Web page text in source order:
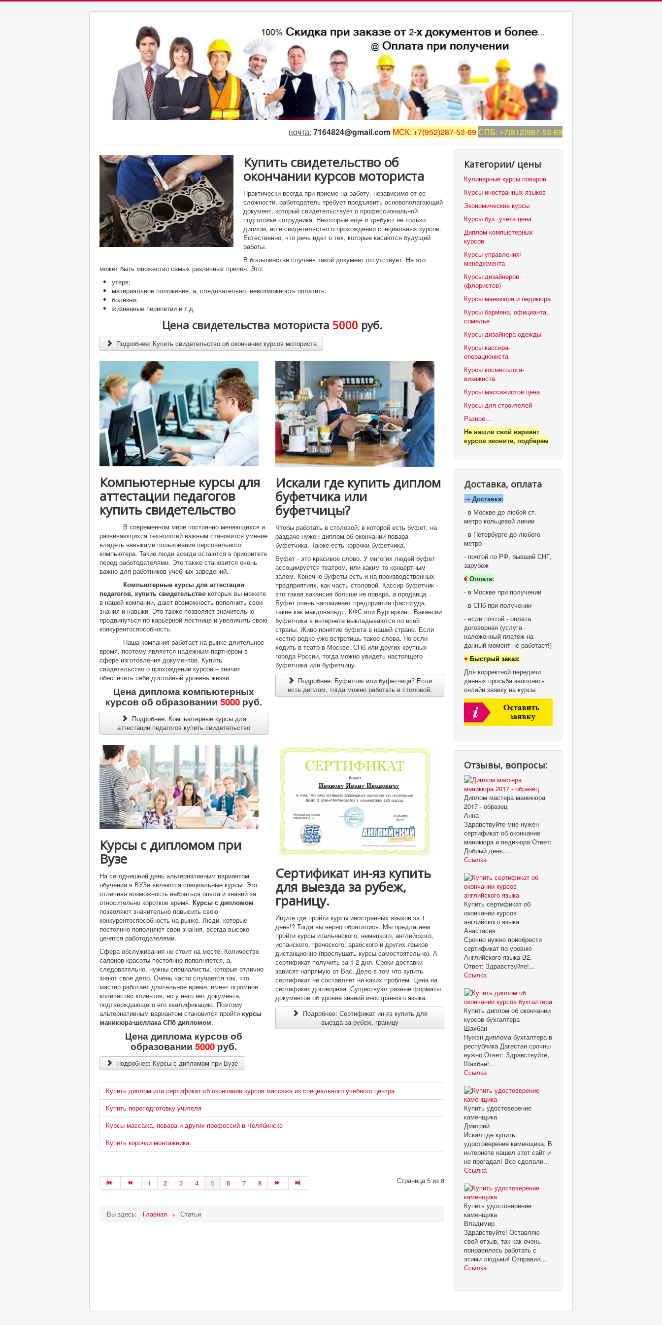
почта: 7164824@gmail.com МСК: +7(952)287-53-69СПБ: +7(812)987-53-69
Купить свидетельство об
окончании курсов моториста
Практически всегда при приеме на работу, независимо от ее
сложности, работодатель требует предъявить основополагающий
документ, который свидетельствует о профессиональной
подготовке сотрудника. Некоторые еще и требуют не только
диплом, но и свидетельство о прохождении специальных курсов.
Естественно, что речь идет о тех, которые касаются будущей
работы.
В большинстве случаев такой документ отсутствует. На это
может быть множество самых различных причин. Это:
утеря;
материальное положение, а, следовательно, невозможность оплатить;
болезни;
жизненные перипетии и т.д.
Цена свидетельства моториста 5000 руб.
Подробнее: Купить свидетельство об окончании курсов моториста
Компьютерные курсы для
аттестации педагогов
купить свидетельство
В современном мире постоянно меняющихся и
развивающихся технологий важным становится умение
владеть навыками пользования персонального
компьютера. Такие люди всегда остаются в приоритете
перед работодателями. Это также становится очень
важно для работников учебных заведений.
Компьютерные курсы для аттестации
педагогов, купить свидетельство которых вы можете
в нашей компании, дают возможность пополнить свои
знания и навыки. Это также позволяет значительно
продвинуться по карьерной лестнице и увеличить свою
конкурентоспособность.
Наша компания работает на рынке длительное
время, поэтому является надежным партнером в
сфере изготовления документов. Купить
свидетельство о прохождении курсов – значит
обеспечить себе достойный уровень жизни.
Цена диплома компьютерных
курсов об образовании5000 руб.
Подробнее: Компьютерные курсы для
аттестации педагогов купить свидетельство
Искали где купить диплом
буфетчика или
буфетчицы?
Чтобы работать в столовой, в которой есть буфет, на
раздаче нужен диплом об окончании повара-
буфетчика. Также есть корочки буфетчика.
Буфет - это красивое слово. У мнгогих людей буфет
ассоциируется театром, или каким то концертным
залом. Конечно буфеты есть и на производственных
предприятиях, как часть столовой. Кассир буфетчик -
это такая вакансия больше не повара, а продавца.
Буфет очень напоминает предприятия фастфуда,
такие как макдональдс, КФС или Бургеркинг. Вакансии
буфетчика в интернете выкладываются по всей
страны. Живо понятие буфета в нашей стране. Если
честно редко уже встретишь такое слова. Но если
ходить в театр в Москве, СПб или других крупных
города России, тогда можно увидеть настоящего
буфетчика или буфетчицу.
Подробнее: Буфетчик или буфетчица? Если
есть диплом, тогда можно работать в столовой.
Курсы с дипломом при
Вузе
На сегодняшний день альтернативным вариантом
обучения в ВУЗе являются специальные курсы. Это
отличная возможность набраться опыта и знаний за
относительно короткое время. Курсы с дипломом
позволяют значительно повысить свою
конкурентоспособность на рынке. Люди, которые
постоянно пополняют свои знания, всегда высоко
ценятся работодателями.
Сфера обслуживания не стоит на месте. Количество
салонов красоты постоянно пополняется, а,
следовательно, нужны специалисты, которые отлично
знают свое дело. Очень часто случается так, что
мастер работает длительное время, имеет огромное
количество клиентов, но у него нет документа,
подтверждающего его квалификацию. Поэтому
альтернативным вариантом становится пройти курсы
маникюра-шеллака СПб дипломом.
Цена диплома курсов об
образовании5000 руб.
Подробнее: Курсы с дипломом при Вузе
Сертификат ин-яз купить
для выезда за рубеж,
границу.
Ищите где пройти курсы иностранных языков за 1
день!? Тогда вы верно обратились. Мы предлагаем
пройти курсы итальянского, немецкого, английского,
испанского, греческого, арабского и других языков
дистанционно (прослушать курсы самостоятельно). А
сертификат получить за 1-2 дня. Сроки доставки
зависят напрямую от Вас. Дело в том что купить
сертификат не составляет ни каких проблем. Цена на
сертификат договорная. Существуют разные форматы
документов об уровне знаний иностранного языка.
Подробнее: Сертификат ин-яз купить для
выезда за рубеж, границу
Купить диплом или сертификат об окончании курсов массажа из специального учебного центра
Купить переподготовку учителя
Курсы массажа, повара и других профессий в Челябинске
Купить корочки монтажника
Страница 5 из 8
1 2 3 4 5 6 7 8
Вы здесь: Главная Статьи
Категории/ цены
Кулинарные курсы поваров
Курсы иностранных языков
Экономические курсы
Курсы бух. учета цена
Диплом компьютерных
курсов
Курсы управления/
менеджмента
Курсы дизайнеров
(флористов)
Курсы маникюра и педикюра
Курсы бармена, официанта,
сомелье
Курсы дизайнера одежды
Курсы кассира-
операциониста
Курсы косметолога-
визажиста
Курсы массажистов цена
Курсы для строителей
Разное...
Не нашли свой вариант
курсов звоните, подберем
Доставка, оплата
→ Доставка:
- в Москве до любой ст.
метро кольцевой линии
- в Петербурге до любого
метро
- почтой по РФ, бывший СНГ,
зарубеж
€Оплата:
- в Москве при получении
- в СПб при получении
- если почтой - оплата
договорная (услуга -
наложенный платеж на
данный момент не работает!)
♥ Быстрый заказ:
Для корректной передачи
данных просьба заполнить
онлайн заявку на курсы
Отзывы, вопросы:
Диплом мастера маникюра
2017 - образец
Анна
Здравствуйте мне нужен
сертификат об окончание
маникюра и педикюра Ответ:
Добрый день,...
Ссылка
Купить сертификат об
окончании курсов
английского языка
Анастасия
Срочно нужно приобрести
сертификат по уровню
Английского языка B2.
Ответ: Здравствуйте!...
Ссылка
Купить диплом об окончании
курсов бухгалтера
Шахбан
Нужэн диплома бухгалтера в
республика Дагестан срочны
нужно Ответ: Здравствуйте,
Шахбан!...
Ссылка
Купить удостоверение
каменщика
Дмитрий
Искал где купить
удостоверение каменщика. В
интернете нашел этот сайт и
не прогадал! Все сделали...
Ссылка
Купить удостоверение
каменщика
Владимир
Здравствуйте! Оставляю
свой отзыв, так как очень
понравилось работать с
этими людьми! Отправил...
Ссылка